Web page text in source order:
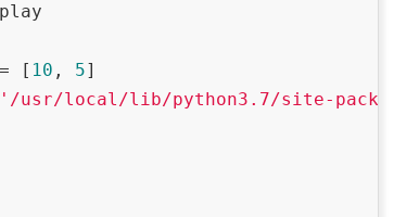
[ 10 , 5]
usr/local/lib/python3.7/site-